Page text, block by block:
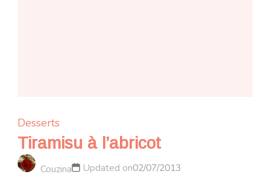
Desserts
Tiramisu à l’abricot
Couzina Updated on02/07/2013